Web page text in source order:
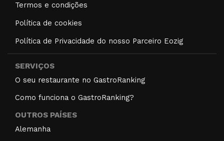
Termos e condições
Política de cookies
Política de Privacidade do nosso Parceiro Eozig
SERVIÇOS
O seu restaurante no GastroRanking
Como funciona o GastroRanking?
OUTROS PAÍSES
Alemanha